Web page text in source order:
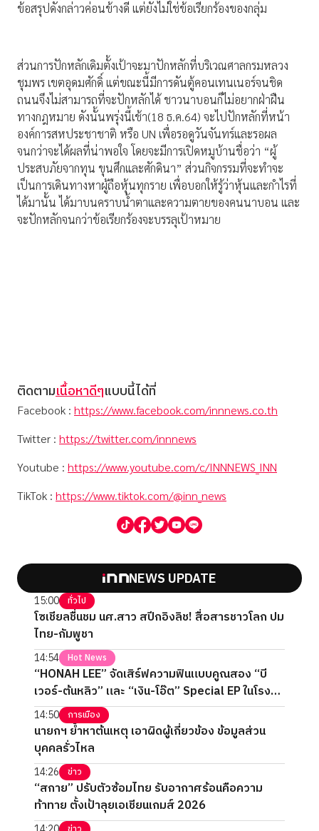
ข้อสรุปดังกล่าวค่อนข้างดี แต่ยังไม่ใช่ข้อเรียกร้องของกลุ่ม
ส่วนการปักหลักเดิมตั้งเป้าจะมาปักหลักที่บริเวณศาลกรมหลวง
ชุมพร เขตอุดมศักดิ์ แต่ขณะนี้มีการดันตู้คอนเทนเนอร์จนชิด
ถนนจึงไม่สามารถที่จะปักหลักได้ ชาวนาบอนก็ไม่อยากฝ่าฝืน
ทางกฎหมาย ดังนั้นพรุ่งนี้เช้า(18 ธ.ค.64) จะไปปักหลักที่หน้า
องค์การสหประชาชาติ หรือ UN เพื่อรอดูวันจันทร์และรอผล
จนกว่าจะได้ผลที่น่าพอใจ โดยจะมีการเปิดหมูบ้านชื่อว่า “ผู้
ประสบภัยจากทุน ขุนศึกและศักดินา” ส่วนกิจกรรมที่จะทำจะ
เป็นการเดินทางหาผู้ถือหุ้นทุกราย เพื่อบอกให้รู้ว่าหุ้นและกำไรที่
ได้มานั้น ได้มาบนคราบน้ำตาและความตายของคนนาบอน และ
จะปักหลักจนกว่าข้อเรียกร้องจะบรรลุเป้าหมาย
ติดตามเนื้อหาดีๆแบบนี้ได้ที่
Facebook : https://www.facebook.com/innnews.co.th
Twitter : https://twitter.com/innnews
Youtube : https://www.youtube.com/c/INNNEWS_INN
TikTok : https://www.tiktok.com/@inn_news
NEWS UPDATE
15:00 ทั่วไป
โซเชียลชื่นชม นศ.สาว สปีกอิงลิช! สื่อสารชาวโลก ปม
ไทย-กัมพูชา
14:54 Hot News
“HONAH LEE” จัดเสิร์ฟความฟินแบบคูณสอง “บี
เวอร์-ต้นหลิว” และ “เงิน-โอ๊ต” Special EP ในโรง
ภาพยนตร์ 2 วันเต็ม
14:50 การเมือง
นายกฯ ย้ำหาต้นเหตุ เอาผิดผู้เกี่ยวข้อง ข้อมูลส่วน
บุคคลรั่วไหล
14:26 ข่าว
“สกาย” ปรับตัวซ้อมไทย รับอากาศร้อนคือความ
ท้าทาย ตั้งเป้าลุยเอเชียนเกมส์ 2026